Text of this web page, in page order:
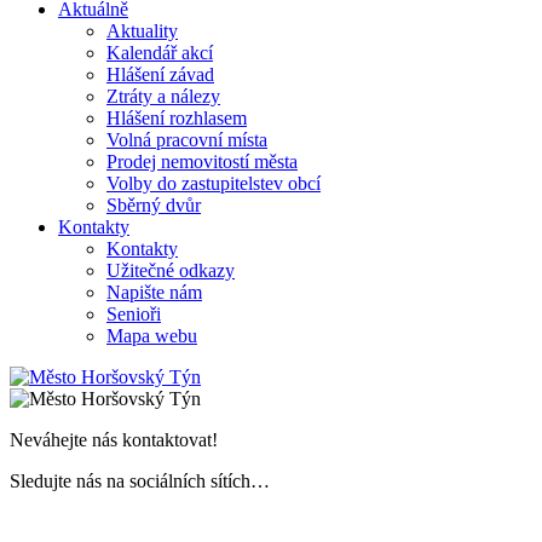
Aktuálně
Aktuality
Kalendář akcí
Hlášení závad
Ztráty a nálezy
Hlášení rozhlasem
Volná pracovní místa
Prodej nemovitostí města
Volby do zastupitelstev obcí
Sběrný dvůr
Kontakty
Kontakty
Užitečné odkazy
Napište nám
Senioři
Mapa webu
Neváhejte nás kontaktovat!
Sledujte nás na sociálních sítích…